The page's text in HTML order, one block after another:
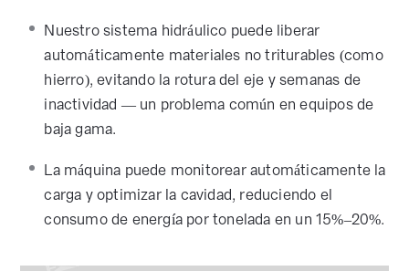
Nuestro sistema hidráulico puede liberar
automáticamente materiales no triturables (como
hierro), evitando la rotura del eje y semanas de
inactividad — un problema común en equipos de
baja gama.
La máquina puede monitorear automáticamente la
carga y optimizar la cavidad, reduciendo el
consumo de energía por tonelada en un 15%–20%.